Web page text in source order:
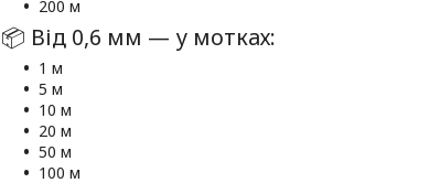
200 м
📦 Від 0,6 мм — у мотках:
1 м
5 м
10 м
20 м
50 м
100 м